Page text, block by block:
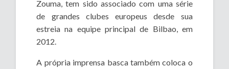
Zouma, tem sido associado com uma série
de grandes clubes europeus desde sua
estreia na equipe principal de Bilbao, em
2012.
A própria imprensa basca também coloca o